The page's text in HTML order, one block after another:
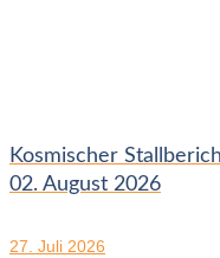
Kosmischer
02. August 2026
27. Juli 2026